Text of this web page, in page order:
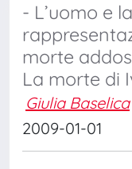
- L’uomo e
morte
La morte di
Giulia Baselica
2009-01-01